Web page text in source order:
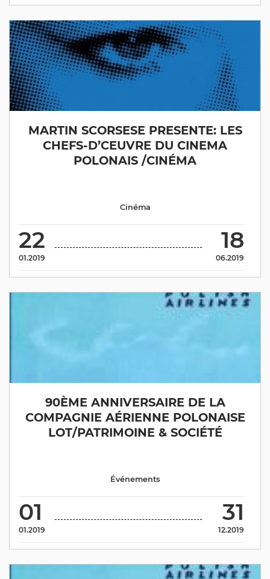
MARTIN SCORSESE PRESENTE: LES
CHEFS-D’CEUVRE DU CINEMA
POLONAIS /CINÉMA
22
01.2019
18
06.2019
Cinéma
90ÈME ANNIVERSAIRE DE LA
COMPAGNIE AÉRIENNE POLONAISE
LOT/PATRIMOINE & SOCIÉTÉ
01
01.2019
31
12.2019
Événements